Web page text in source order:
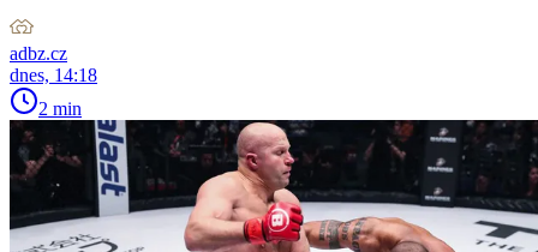
adbz.cz
dnes, 14:18
2 min